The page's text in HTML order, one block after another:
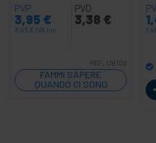
PVP
3,95 €
3,95 € IVA inc.
PVD
3,38 €
REF: UB102
FAMMI SAPERE
QUANDO CI SONO
SCORTE
1,41